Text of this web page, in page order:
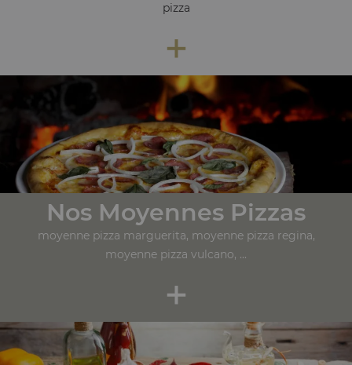
pizza
+
Nos Moyennes Pizzas
moyenne pizza marguerita, moyenne pizza regina,
moyenne pizza vulcano, ...
+